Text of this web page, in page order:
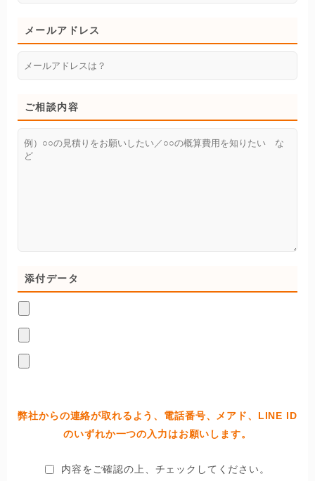
メールアドレス
ご相談内容
添付データ
弊社からの連絡が取れるよう、電話番号、メアド、LINE ID
のいずれか一つの入力はお願いします。
内容をご確認の上、チェックしてください。